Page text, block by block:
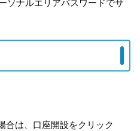
ソナルエリアパスワードでサ
合は、口座開設をクリック